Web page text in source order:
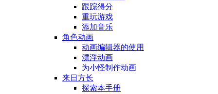
跟踪得分
重玩游戏
添加音乐
角色动画
动画编辑器的使用
漂浮动画
为小怪制作动画
来日方长
探索本手册